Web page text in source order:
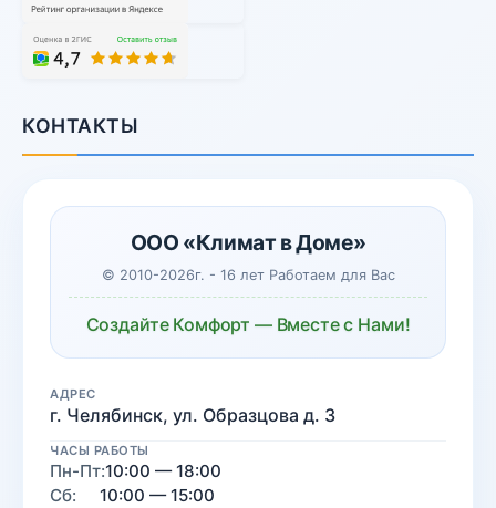
КОНТАКТЫ
ООО «Климат в Доме»
© 2010-2026г. - 16 лет Работаем для Вас
Создайте Комфорт — Вместе с Нами!
АДРЕС
г. Челябинск, ул. Образцова д. 3
ЧАСЫ РАБОТЫ
Пн-Пт:10:00 — 18:00
Сб:
10:00 — 15:00